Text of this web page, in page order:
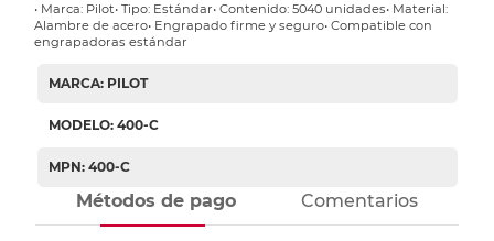
• Marca: Pilot• Tipo: Estándar• Contenido: 5040 unidades• Material:
Alambre de acero• Engrapado firme y seguro• Compatible con
engrapadoras estándar
MARCA: PILOT
MODELO: 400-C
MPN: 400-C
Métodos de pago Comentarios